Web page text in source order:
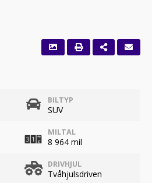
BILTYP
SUV
MILTAL
8 964 mil
DRIVHJUL
Tvåhjulsdriven